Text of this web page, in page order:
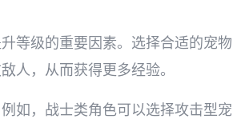
等级的重要因素。选择合适的宠物
人，从而获得更多经验。
如，战士类角色可以选择攻击型宠